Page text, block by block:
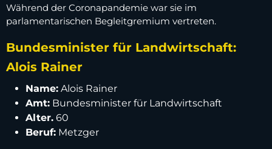
Während der Coronapandemie war sie im
parlamentarischen Begleitgremium vertreten.
Bundesminister für Landwirtschaft:
Alois Rainer
Name: Alois Rainer
Amt: Bundesminister für Landwirtschaft
Alter. 60
Beruf: Metzger